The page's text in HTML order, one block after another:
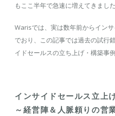
もここ半年で急速に増えてきました
Warisでは、実は数年前からイン
でおり、この記事では過去の試行
イドセールスの立ち上げ・構築事
インサイドセールス立上
～経営陣＆人脈頼りの営